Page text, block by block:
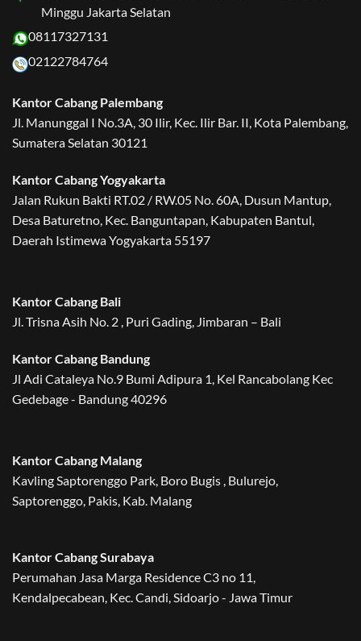
Minggu Jakarta Selatan
08117327131
02122784764
Kantor Cabang Palembang
Jl. Manunggal I No.3A, 30 Ilir, Kec. Ilir Bar. II, Kota Palembang,
Sumatera Selatan 30121
Kantor Cabang Yogyakarta
Jalan Rukun Bakti RT.02 / RW.05 No. 60A, Dusun Mantup,
Desa Baturetno, Kec. Banguntapan, Kabupaten Bantul,
Daerah Istimewa Yogyakarta 55197
Kantor Cabang Bali
Jl. Trisna Asih No. 2 , Puri Gading, Jimbaran – Bali
Kantor Cabang Bandung
Jl Adi Cataleya No.9 Bumi Adipura 1, Kel Rancabolang Kec
Gedebage - Bandung 40296
Kantor Cabang Malang
Kavling Saptorenggo Park, Boro Bugis , Bulurejo,
Saptorenggo, Pakis, Kab. Malang
Kantor Cabang Surabaya
Perumahan Jasa Marga Residence C3 no 11,
Kendalpecabean, Kec. Candi, Sidoarjo - Jawa Timur